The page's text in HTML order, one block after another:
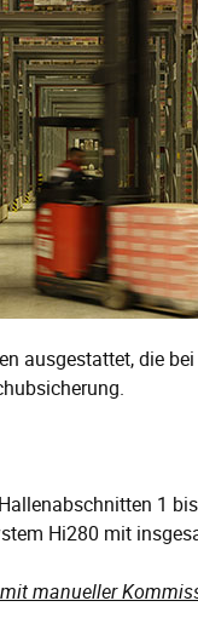
ausgestattet, die
1
Hi280 mit
manueller